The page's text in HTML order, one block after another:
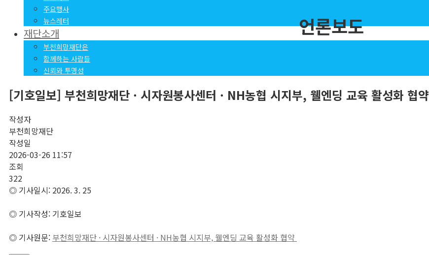
주요행사
뉴스레터
재단소개
부천희망재단은
함께하는 사람들
신뢰와 투명성
언론보도
[기호일보] 부천희망재단 · 시자원봉사센터 · NH농협 시지부, 웰엔딩 교육 활성화 협약
작성자
부천희망재단
작성일
2026-03-26 11:57
조회
322
◎ 기사일시: 2026. 3. 25
◎ 기사작성: 기호일보
◎ 기사원문: 부천희망재단 · 시자원봉사센터 · NH농협 시지부, 웰엔딩 교육 활성화 협약